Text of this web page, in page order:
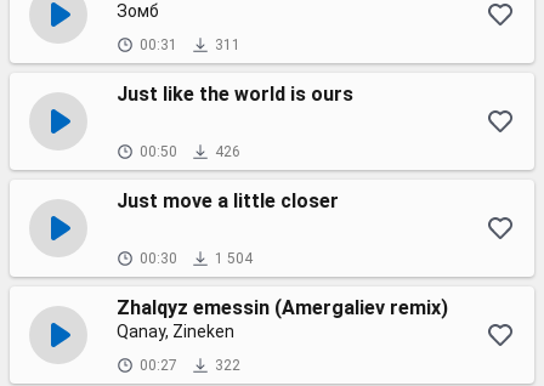
Зомб
00:31 311
Just like the world is ours
00:50 426
Just move a little closer
00:30 1 504
Zhalqyz emessin (Amergaliev remix)
Qanay, Zineken
00:27 322